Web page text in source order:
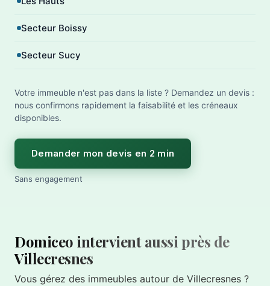
Secteur Boissy
Secteur Sucy
Votre immeuble n'est pas dans la liste ? Demandez un devis :
nous confirmons rapidement la faisabilité et les créneaux
disponibles.
Demander mon devis en 2 min
Sans engagement
Domiceo intervient aussi près de
Villecresnes
Vous gérez des immeubles autour de Villecresnes ?